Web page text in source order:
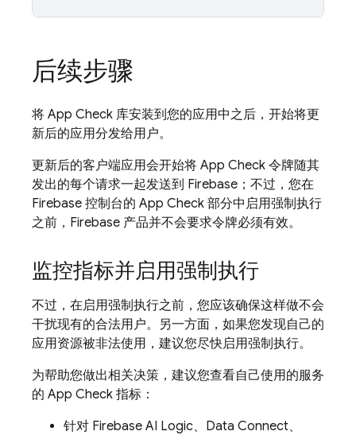
后续步骤
将 App Check 库安装到您的应用中之后，开始将更
新后的应用分发给用户。
更新后的客户端应用会开始将 App Check 令牌随其
发出的每个请求一起发送到 Firebase；不过，您在
Firebase 控制台的 App Check 部分中启用强制执行
之前，Firebase 产品并不会要求令牌必须有效。
监控指标并启用强制执行
不过，在启用强制执行之前，您应该确保这样做不会
干扰现有的合法用户。另一方面，如果您发现自己的
应用资源被非法使用，建议您尽快启用强制执行。
为帮助您做出相关决策，建议您查看自己使用的服务
的 App Check 指标：
针对 Firebase AI Logic、 Data Connect、